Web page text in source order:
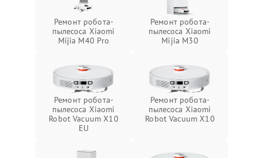
Ремонт робота-
пылесоса Xiaomi
Mijia M40 Pro
Ремонт робота-
пылесоса Xiaomi
Mijia M30
Ремонт робота-
пылесоса Xiaomi
Robot Vacuum X10
EU
Ремонт робота-
пылесоса Xiaomi
Robot Vacuum X10